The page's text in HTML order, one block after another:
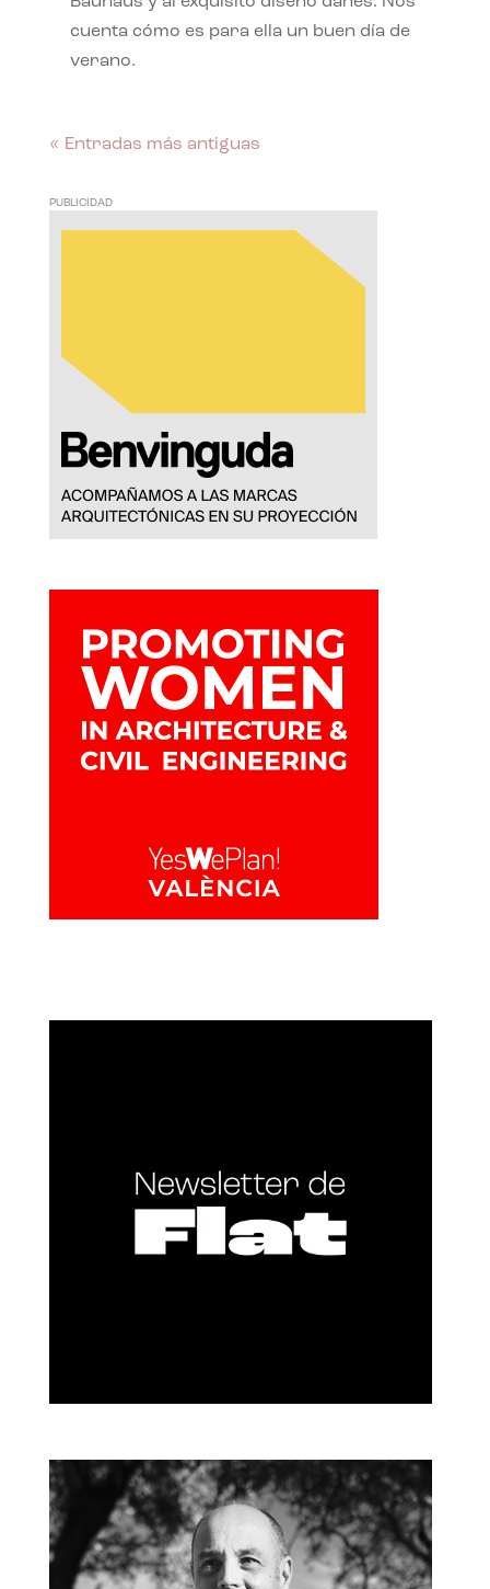
cuenta cómo es para ella un buen día de
verano.
« Entradas más antiguas
PUBLICIDAD